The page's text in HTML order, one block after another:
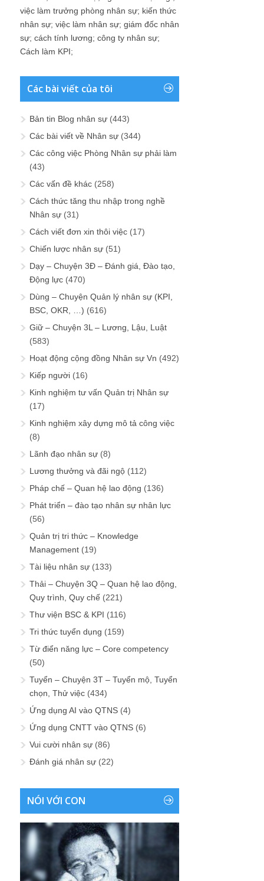
việc làm trưởng phòng nhân sự; kiến thức
nhân sự; việc làm nhân sự; giám đốc nhân
sự; cách tính lương; công ty nhân sự;
Cách làm KPI;
Các bài viết của tôi
Bản tin Blog nhân sự (443)
Các bài viết về Nhân sự (344)
Các công việc Phòng Nhân sự phải làm
(43)
Các vấn đề khác (258)
Cách thức tăng thu nhập trong nghề
Nhân sự (31)
Cách viết đơn xin thôi việc (17)
Chiến lược nhân sự (51)
Dạy – Chuyện 3Đ – Đánh giá, Đào tạo,
Động lực (470)
Dùng – Chuyện Quản lý nhân sự (KPI,
BSC, OKR, …) (616)
Giữ – Chuyện 3L – Lương, Lậu, Luật
(583)
Hoạt động cộng đồng Nhân sự Vn (492)
Kiếp người (16)
Kinh nghiệm tư vấn Quản trị Nhân sự
(17)
Kinh nghiệm xây dựng mô tả công việc
(8)
Lãnh đạo nhân sự (8)
Lương thưởng và đãi ngộ (112)
Pháp chế – Quan hệ lao động (136)
Phát triển – đào tạo nhân sự nhân lực
(56)
Quản trị tri thức – Knowledge
Management (19)
Tài liệu nhân sự (133)
Thải – Chuyện 3Q – Quan hệ lao động,
Quy trình, Quy chế (221)
Thư viện BSC & KPI (116)
Tri thức tuyển dụng (159)
Từ điển năng lực – Core competency
(50)
Tuyển – Chuyện 3T – Tuyển mộ, Tuyển
chọn, Thử việc (434)
Ứng dụng AI vào QTNS (4)
Ứng dụng CNTT vào QTNS (6)
Vui cười nhân sự (86)
Đánh giá nhân sự (22)
NÓI VỚI CON